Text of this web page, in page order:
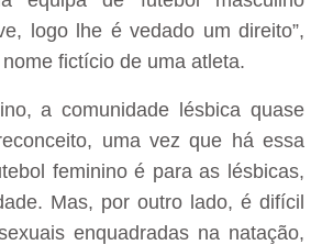
logo lhe é vedado um direito”,
fictício de uma atleta.
a comunidade lésbica quase
uma vez que há essa
feminino é para as lésbicas,
Mas, por outro lado, é difícil
enquadradas na natação,